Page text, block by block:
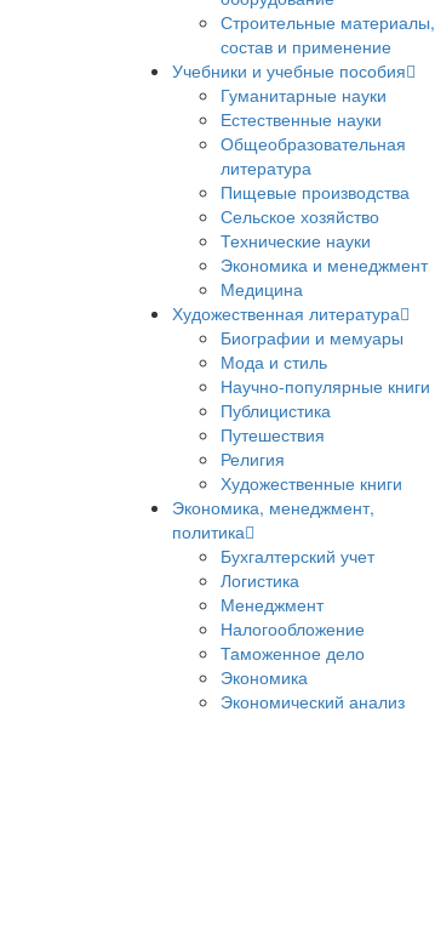
Строительные материалы,
состав и применение
Учебники и учебные пособия
Гуманитарные науки
Естественные науки
Общеобразовательная
литература
Пищевые производства
Сельское хозяйство
Технические науки
Экономика и менеджмент
Медицина
Художественная литература
Биографии и мемуары
Мода и стиль
Научно-популярные книги
Публицистика
Путешествия
Религия
Художественные книги
Экономика, менеджмент,
политика
Бухгалтерский учет
Логистика
Менеджмент
Налогообложение
Таможенное дело
Экономика
Экономический анализ